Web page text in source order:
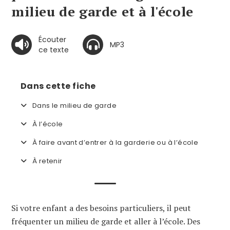
milieu de garde et à l'école
Écouter
ce texte
MP3
Dans cette fiche
Dans le milieu de garde
À l’école
À faire avant d’entrer à la garderie ou à l’école
À retenir
Si votre enfant a des besoins particuliers, il peut
fréquenter un milieu de garde et aller à l’école. Des